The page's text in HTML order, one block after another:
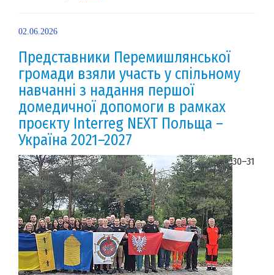
02.06.2026
Представники Перемишлянської
громади взяли участь у спільному
навчанні з надання першої
домедичної допомоги в рамках
проєкту Interreg NEXT Польща –
Україна 2021–2027
30–31